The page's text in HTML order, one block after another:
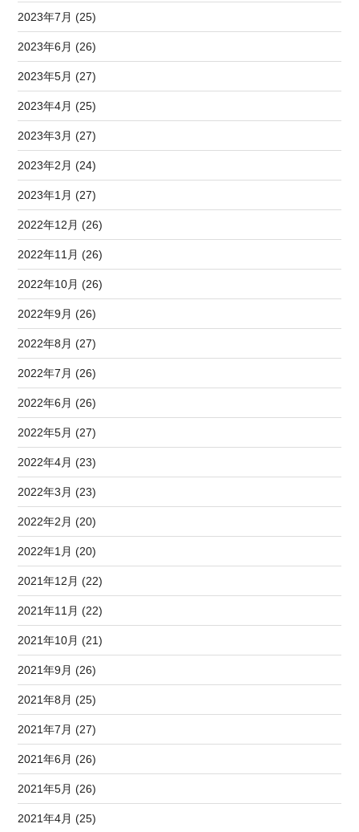
2023年7月 (25)
2023年6月 (26)
2023年5月 (27)
2023年4月 (25)
2023年3月 (27)
2023年2月 (24)
2023年1月 (27)
2022年12月 (26)
2022年11月 (26)
2022年10月 (26)
2022年9月 (26)
2022年8月 (27)
2022年7月 (26)
2022年6月 (26)
2022年5月 (27)
2022年4月 (23)
2022年3月 (23)
2022年2月 (20)
2022年1月 (20)
2021年12月 (22)
2021年11月 (22)
2021年10月 (21)
2021年9月 (26)
2021年8月 (25)
2021年7月 (27)
2021年6月 (26)
2021年5月 (26)
2021年4月 (25)